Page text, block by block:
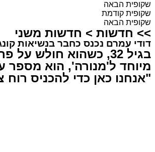
שקופית הבאה
שקופית קודמת
שקופית הבאה
>> חדשות > חדשות משני
דודי עמרם נכנס כחבר בנשיאות
בגיל 32, כשהוא
מיוחד ל'מנורה', הוא מספר
"אנחנו כאן כדי להכניס רוח